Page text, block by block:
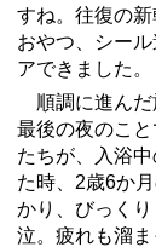
すね。往復の新
おやつ、シー
アできました。
順調に進んだ
最後の夜のこ
たちが、入浴
た時、2歳6か
かり、びっく
泣。疲れも溜